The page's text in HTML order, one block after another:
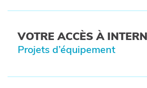
VOTRE ACCÈS À
Projets d’équipement